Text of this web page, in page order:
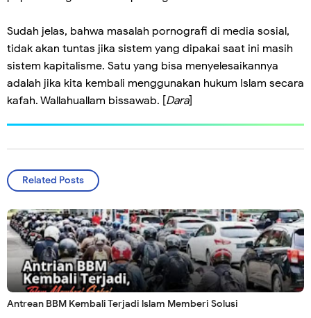
Sudah jelas, bahwa masalah pornografi di media sosial,
tidak akan tuntas jika sistem yang dipakai saat ini masih
sistem kapitalisme. Satu yang bisa menyelesaikannya
adalah jika kita kembali menggunakan hukum Islam secara
kafah. Wallahuallam bissawab. [Dara]
Related Posts
Antrean BBM Kembali Terjadi lslam Memberi Solusi